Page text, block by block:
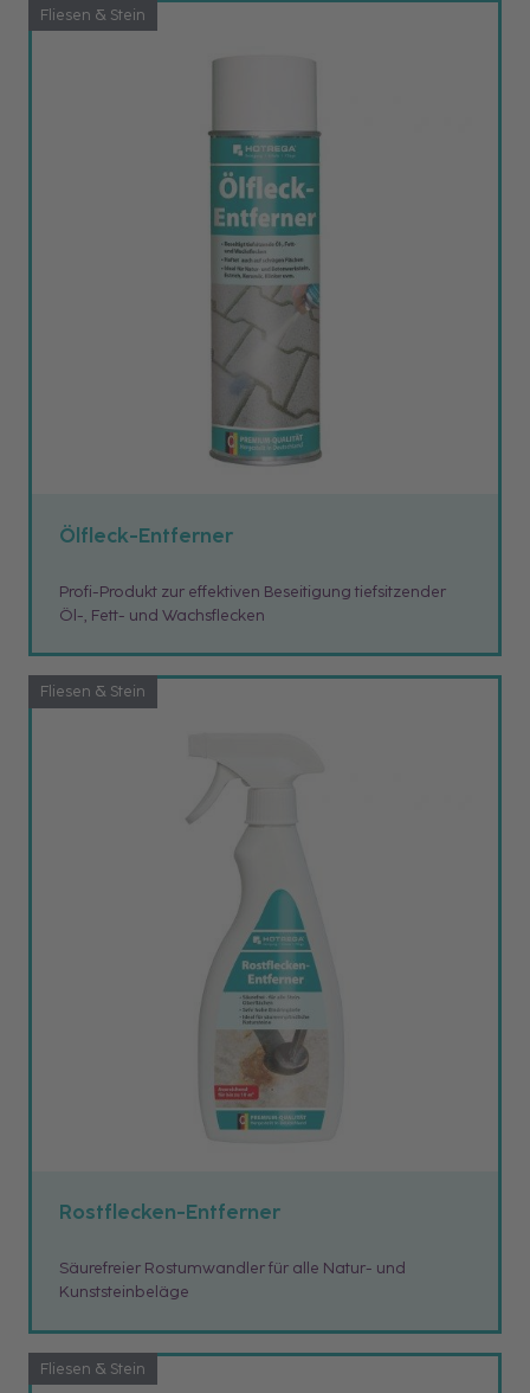
Fliesen & Stein
Ölfleck-Entferner
Profi-Produkt zur effektiven Beseitigung tiefsitzender
Öl-, Fett- und Wachsflecken
Fliesen & Stein
Rostflecken-Entferner
Säurefreier Rostumwandler für alle Natur- und
Kunststeinbeläge
Fliesen & Stein